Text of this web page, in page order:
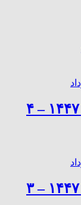
فیلم | شیخ ناصر یوسفی – صفر ۱‌۴‌۴‌۷ – ۴
فیلم | شیخ ناصر یوسفی – صفر ۱‌۴‌۴‌۷ – ۳